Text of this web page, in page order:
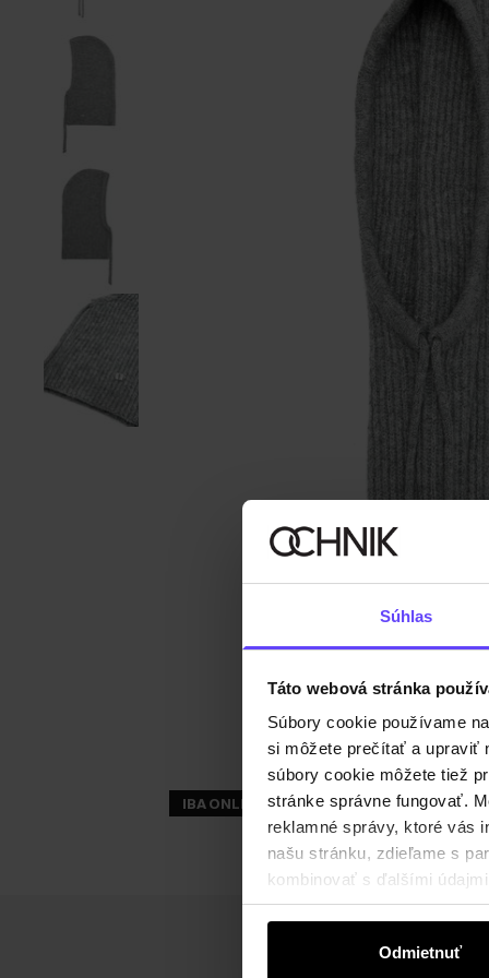
Súhlas
Táto webová stránka
Súbory cookie používame
si môžete prečítať a upraviť
súbory cookie môžete tiež
stránke správne fungovať.
reklamné správy, ktoré vás
našu stránku, zdieľame s
kombinovať s ďalšími
Odmietnuť
IBA ONLINE